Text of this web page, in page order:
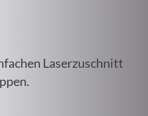
Laserzuschnitt